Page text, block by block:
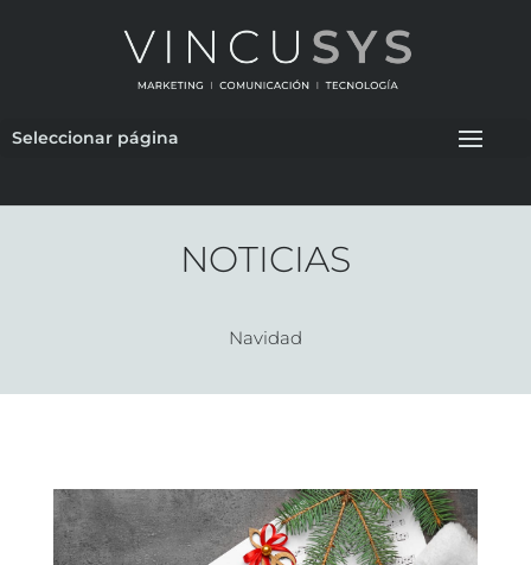
Seleccionar página
NOTICIAS
Navidad